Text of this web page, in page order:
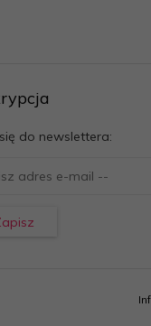
do newslettera: